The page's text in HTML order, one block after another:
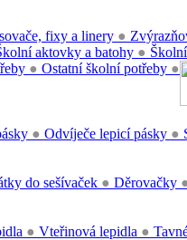
fixy a linery ●
aktovky a batohy ●
● Ostatní školní potřeby ●
● Odvíječe lepicí pásky ●
do sešívaček ● Děrovačky
● Vteřinová lepidla ●